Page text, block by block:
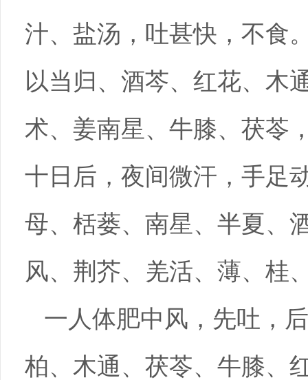
汁、盐汤，吐甚快，不食
以当归、酒芩、红花、木
术、姜南星、牛膝、茯苓
十日后，夜间微汗，手足
母、栝蒌、南星、半夏、
风、荆芥、羌活、薄、桂
一人体肥中风，先吐，
柏、木通、茯苓、牛膝、